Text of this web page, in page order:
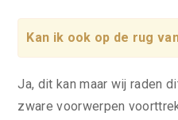
Kan ik ook op de rug
Ja, dit kan maar wij raden
zware voorwerpen